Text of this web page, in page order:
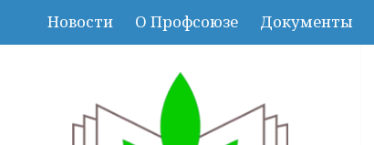
Новости О Профсоюзе Документы